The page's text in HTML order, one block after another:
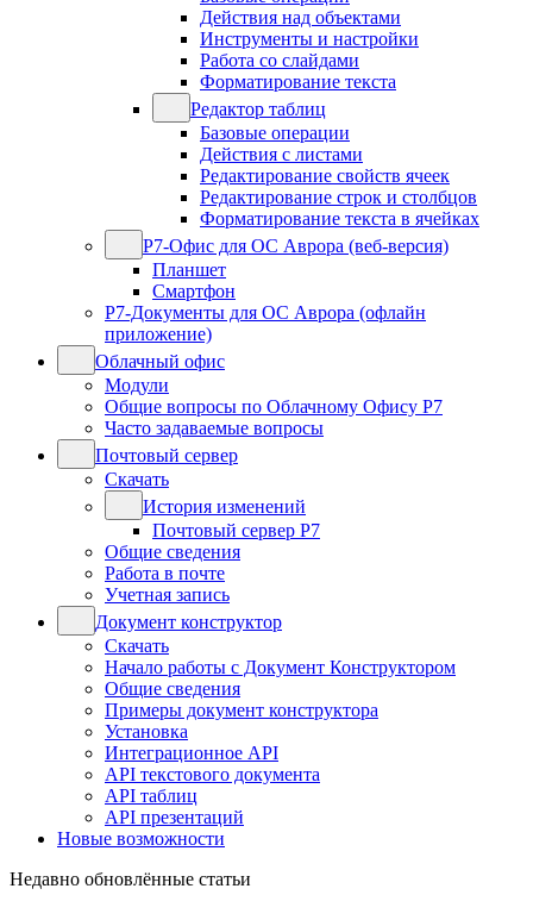
Действия над объектами
Инструменты и настройки
Работа со слайдами
Форматирование текста
Редактор таблиц
Базовые операции
Действия с листами
Редактирование свойств ячеек
Редактирование строк и столбцов
Форматирование текста в ячейках
Р7-Офис для ОС Аврора (веб-версия)
Планшет
Смартфон
Р7-Документы для ОС Аврора (офлайн
приложение)
Облачный офис
Модули
Общие вопросы по Облачному Офису Р7
Часто задаваемые вопросы
Почтовый сервер
Скачать
История изменений
Почтовый сервер Р7
Общие сведения
Работа в почте
Учетная запись
Документ конструктор
Скачать
Начало работы с Документ Конструктором
Общие сведения
Примеры документ конструктора
Установка
Интеграционное API
API текстового документа
API таблиц
API презентаций
Новые возможности
Недавно обновлённые статьи